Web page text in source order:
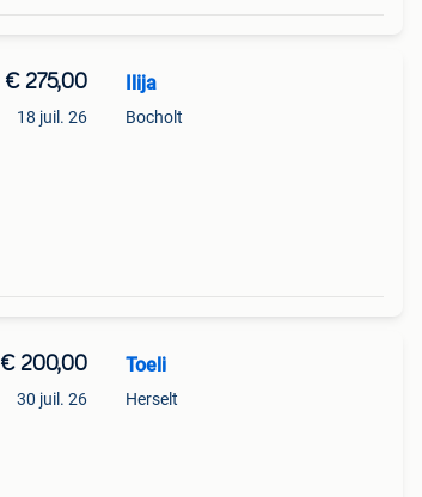
€ 275,00
18 juil. 26
Ilija
Bocholt
€ 200,00
30 juil. 26
Toeli
Herselt